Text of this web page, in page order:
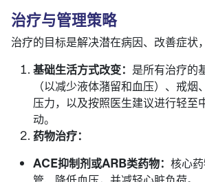
治疗与管理策略
治疗的目标是解决潜在病因、改善症状
基础生活方式改变： 是所有治疗的
（以减少液体潴留和血压）、戒
压力，以及按照医生建议进行轻至
动。
药物治疗：
ACE抑制剂或ARB类药物： 核心